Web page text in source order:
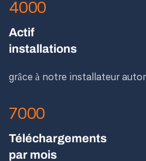
4000
Actif
installations
grâce à notre installateur
7000
Téléchargements
par mois